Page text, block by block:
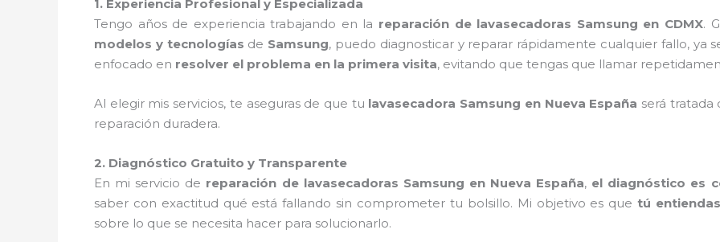
1. Experiencia Profesional y Especializada
Tengo años de experiencia trabajando en la reparación de lavasecadoras Samsung en CDMX.
modelos y tecnologías de Samsung, puedo diagnosticar y reparar rápidamente cualquier fallo, ya
enfocado en resolver el problema en la primera visita, evitando que tengas que llamar
Al elegir mis servicios, te aseguras de que tu lavasecadora Samsung en Nueva España será tratada
reparación duradera.
2. Diagnóstico Gratuito y Transparente
En mi servicio de reparación de lavasecadoras Samsung en Nueva España, el diagnóstico es
saber con exactitud qué está fallando sin comprometer tu bolsillo. Mi objetivo es quetú
sobre lo que se necesita hacer para solucionarlo.